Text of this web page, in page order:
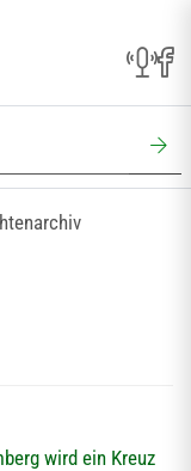
wird ein Kreuz